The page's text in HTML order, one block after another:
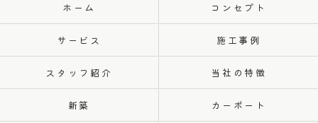
ホーム コンセプト
サービス 施工事例
スタッフ紹介 当社の特徴
新築 カーポート